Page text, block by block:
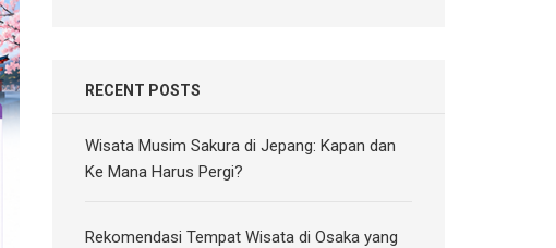
RECENT POSTS
Wisata Musim Sakura di Jepang: Kapan dan
Ke Mana Harus Pergi?
Rekomendasi Tempat Wisata di Osaka yang